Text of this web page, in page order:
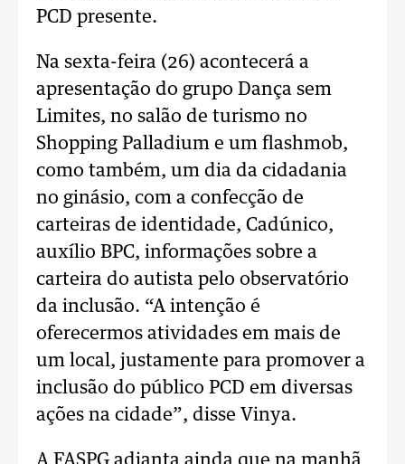
PCD presente.
Na sexta-feira (26) acontecerá a
apresentação do grupo Dança sem
Limites, no salão de turismo no
Shopping Palladium e um flashmob,
como também, um dia da cidadania
no ginásio, com a confecção de
carteiras de identidade, Cadúnico,
auxílio BPC, informações sobre a
carteira do autista pelo observatório
da inclusão. “A intenção é
oferecermos atividades em mais de
um local, justamente para promover a
inclusão do público PCD em diversas
ações na cidade”, disse Vinya.
A FASPG adianta ainda que na manhã